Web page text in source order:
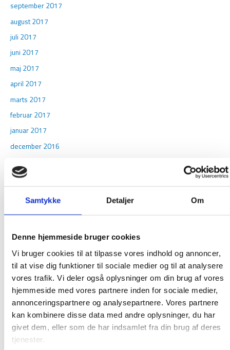
Samtykke Detaljer Om
Denne hjemmeside bruger cookies
Vi bruger cookies til at tilpasse vores indhold og annoncer,
til at vise dig funktioner til sociale medier og til at analysere
vores trafik. Vi deler også oplysninger om din brug af vores
hjemmeside med vores partnere inden for sociale medier,
annonceringspartnere og analysepartnere. Vores partnere
kan kombinere disse data med andre oplysninger, du har
givet dem, eller som de har indsamlet fra din brug af deres
tjenester.
september 2017
august 2017
juli 2017
juni 2017
maj 2017
april 2017
marts 2017
februar 2017
januar 2017
december 2016
oktober 2016
maj 2016
februar 2016
januar 2016
december 2015
november 2015
oktober 2015
september 2015